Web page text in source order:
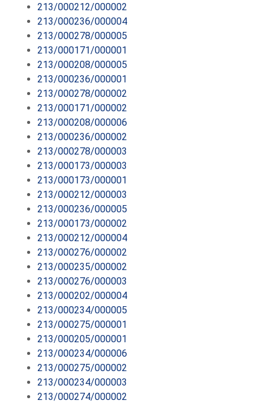
213/000212/000002
213/000236/000004
213/000278/000005
213/000171/000001
213/000208/000005
213/000236/000001
213/000278/000002
213/000171/000002
213/000208/000006
213/000236/000002
213/000278/000003
213/000173/000003
213/000173/000001
213/000212/000003
213/000236/000005
213/000173/000002
213/000212/000004
213/000276/000002
213/000235/000002
213/000276/000003
213/000202/000004
213/000234/000005
213/000275/000001
213/000205/000001
213/000234/000006
213/000275/000002
213/000234/000003
213/000274/000002